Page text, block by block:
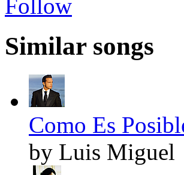
Follow
Similar songs
Como Es
by Luis Miguel